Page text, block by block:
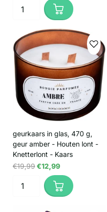
geurkaars in glas, 470 g,
geur amber - Houten lont -
Knetterlont - Kaars
€19,99€12,99